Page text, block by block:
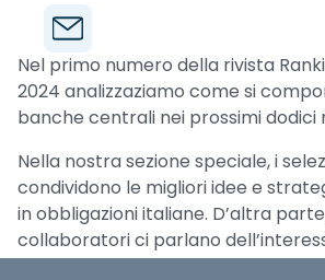
Nel primo numero della rivista
2024 analizzaziamo come si
banche centrali nei prossimi dodici
Nella nostra sezione speciale, i
condividono le migliori idee e
in obbligazioni italiane. D’altra
collaboratori ci parlano
degli investimenti nell’uranio, così